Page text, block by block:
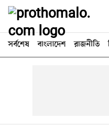
সর্বশেষ বাংলাদেশ রাজনীতি